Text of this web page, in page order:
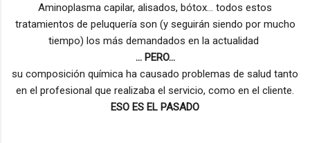
Aminoplasma capilar, alisados, bótox... todos estos
tratamientos de peluquería son (y seguirán siendo por mucho
tiempo) los más demandados en la actualidad
... PERO...
su composición química ha causado problemas de salud tanto
en el profesional que realizaba el servicio, como en el cliente.
ESO ES EL PASADO